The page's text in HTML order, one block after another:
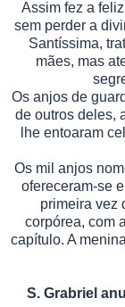
Assim fez a
sem perder a
Santíssima,
mães, mas
Os anjos de
de outros deles,
lhe entoaram
Os mil anjos
ofereceram-se
primeira vez
corpórea, com
capítulo. A
S. Grabriel